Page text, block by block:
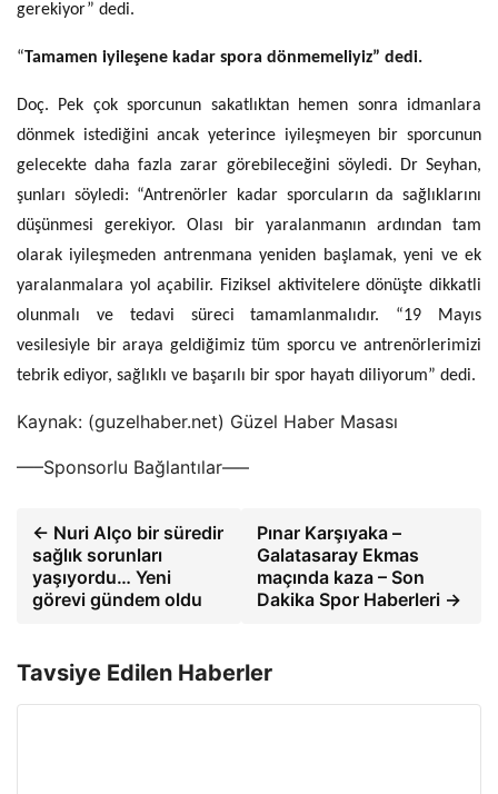
gerekiyor” dedi.
“Tamamen iyileşene kadar spora dönmemeliyiz” dedi.
Doç. Pek çok sporcunun sakatlıktan hemen sonra idmanlara
dönmek istediğini ancak yeterince iyileşmeyen bir sporcunun
gelecekte daha fazla zarar görebileceğini söyledi. Dr Seyhan,
şunları söyledi: “Antrenörler kadar sporcuların da sağlıklarını
düşünmesi gerekiyor. Olası bir yaralanmanın ardından tam
olarak iyileşmeden antrenmana yeniden başlamak, yeni ve ek
yaralanmalara yol açabilir. Fiziksel aktivitelere dönüşte dikkatli
olunmalı ve tedavi süreci tamamlanmalıdır. “19 Mayıs
vesilesiyle bir araya geldiğimiz tüm sporcu ve antrenörlerimizi
tebrik ediyor, sağlıklı ve başarılı bir spor hayatı diliyorum” dedi.
Kaynak: (guzelhaber.net) Güzel Haber Masası
—–Sponsorlu Bağlantılar—–
← Nuri Alço bir süredir
sağlık sorunları
yaşıyordu… Yeni
görevi gündem oldu
Pınar Karşıyaka –
Galatasaray Ekmas
maçında kaza – Son
Dakika Spor Haberleri →
Tavsiye Edilen Haberler